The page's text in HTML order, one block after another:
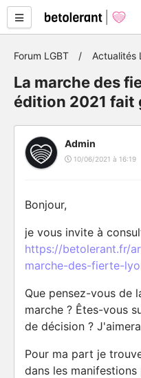
Forum LGBT Actualités
La marche des
édition 2021 fait
Admin
10/06/2021 à 16:19
Bonjour,
je vous invite à
https://betolerant.fr/
marche-des-fierte-
Que pensez-vous de
marche ? Êtes-vous
de décision ?
Pour ma part je
dans les